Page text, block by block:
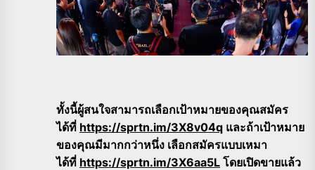
ทั้งนี้ผู้สนใจสามารถเลือกเป้าหมายของคุณสมัคร
ได้ที่ https://sprtn.im/3X8v04q และถ้าเป้าหมาย
ของคุณมีมากกว่าหนึ่ง เลือกสมัครแบบเหมา
ได้ที่ https://sprtn.im/3X6aa5L โดยเปิดขายแล้ว